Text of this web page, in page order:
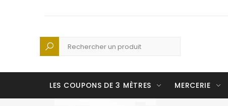
Recherche
LES COUPONS DE 3 MÈTRES MERCERIE